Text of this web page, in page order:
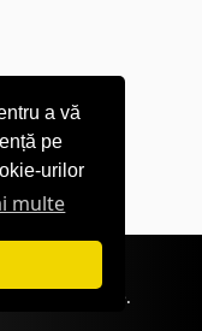
a vă
pe
urilor
multe
rezervate.